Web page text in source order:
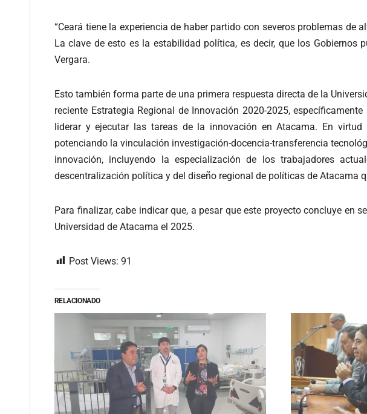
“Ceará tiene la experiencia de haber partido con severos problemas
La clave de esto es la estabilidad política, es decir, que los
Vergara.
Esto también forma parte de una primera respuesta directa de la
reciente Estrategia Regional de Innovación 2020-2025,
liderar y ejecutar las tareas de la innovación en Atacama. En
potenciando la vinculación investigación-docencia-transferencia
innovación, incluyendo la especialización de los trabajadores
descentralización política y del diseño regional de políticas de Atacama
Para finalizar, cabe indicar que, a pesar que este proyecto concluye en
Universidad de Atacama el 2025.
Post Views: 91
RELACIONADO